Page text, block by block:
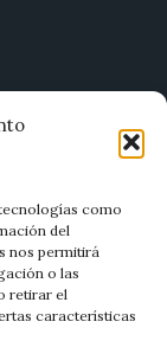
como
del
nos permitirá
o las
retirar el
características
Zamora